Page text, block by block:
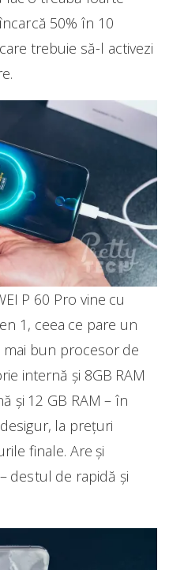
50% în 10
trebuie să-l activezi
P 60 Pro vine cu
1, ceea ce pare un
mai bun procesor de
internă și 8GB RAM
și 12 GB RAM – în
la prețuri
finale. Are și
destul de rapidă și